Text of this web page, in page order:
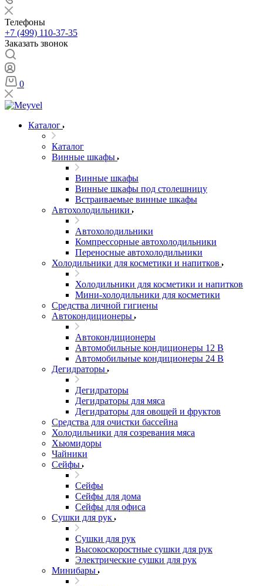
Телефоны
+7 (499) 110-37-35
Заказать звонок
0
Каталог
Каталог
Винные шкафы
Винные шкафы
Винные шкафы под столешницу
Встраиваемые винные шкафы
Автохолодильники
Автохолодильники
Компрессорные автохолодильники
Переносные автохолодильники
Холодильники для косметики и напитков
Холодильники для косметики и напитков
Мини-холодильники для косметики
Cредства личной гигиены
Автокондиционеры
Автокондиционеры
Автомобильные кондиционеры 12 В
Автомобильные кондиционеры 24 В
Дегидраторы
Дегидраторы
Дегидраторы для мяса
Дегидраторы для овощей и фруктов
Средства для очистки бассейна
Холодильники для созревания мяса
Хьюмидоры
Чайники
Сейфы
Сейфы
Сейфы для дома
Сейфы для офиса
Сушки для рук
Сушки для рук
Высокоскоростные сушки для рук
Электрические сушки для рук
Минибары